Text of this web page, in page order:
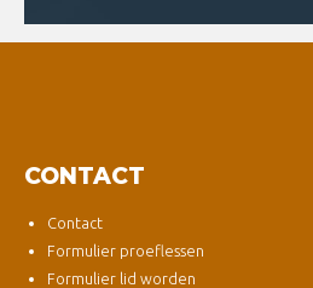
CONTACT
Contact
Formulier proeflessen
Formulier lid worden